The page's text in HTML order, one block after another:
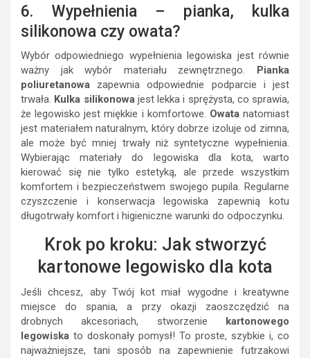
6. Wypełnienia – pianka, kulka
silikonowa czy owata?
Wybór odpowiedniego wypełnienia legowiska jest równie
ważny jak wybór materiału zewnętrznego.
Pianka
poliuretanowa zapewnia odpowiednie podparcie i jest
trwała. Kulka silikonowajest lekka i sprężysta, co sprawia,
że legowisko jest miękkie i komfortowe. Owatanatomiast
jest materiałem naturalnym, który dobrze izoluje od zimna,
ale może być mniej trwały niż syntetyczne wypełnienia.
Wybierając materiały do legowiska dla kota, warto
kierować się nie tylko estetyką, ale przede wszystkim
komfortem i bezpieczeństwem swojego pupila. Regularne
czyszczenie i konserwacja legowiska zapewnią kotu
długotrwały komfort i higieniczne warunki do odpoczynku.
Krok po kroku: Jak stworzyć
kartonowe legowisko dla kota
Jeśli chcesz, aby Twój kot miał wygodne i kreatywne
miejsce do spania, a przy okazji zaoszczędzić na
drobnych akcesoriach, stworzenie
kartonowego
legowiska to doskonały pomysł! To proste, szybkie i, co
najważniejsze, tani sposób na zapewnienie futrzakowi